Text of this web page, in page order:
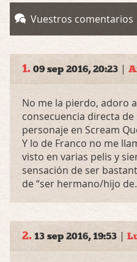
Vuestros comentarios
1. 09 sep 2016, 20:23 |
No me la pierdo, adoro
consecuencia directa
personaje en Scream
Y lo de Franco no me
visto en varias pelis y
sensación de ser
de “ser hermano/hijo
2. 13 sep 2016, 19:53 |